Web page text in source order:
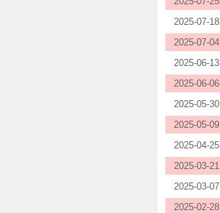
2025-07-18
2025-07-04
2025-06-13
2025-06-06
2025-05-30
2025-05-09
2025-04-25
2025-03-21
2025-03-07
2025-02-28